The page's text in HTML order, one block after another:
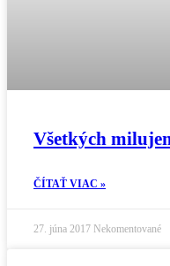
Všetkých
ČÍTAŤ VIAC »
27. júna 2017 Nekomentované